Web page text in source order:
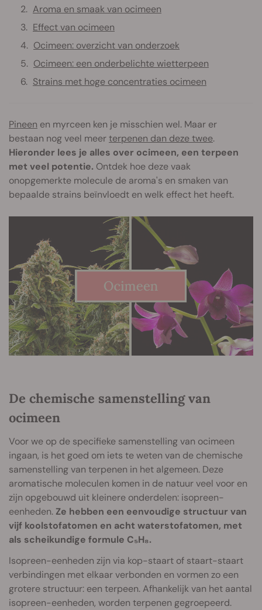
Aroma en smaak van ocimeen
Effect van ocimeen
Ocimeen: overzicht van onderzoek
Ocimeen: een onderbelichte wietterpeen
Strains met hoge concentraties ocimeen
Pineen en myrceen ken je misschien wel. Maar er
bestaan nog veel meerterpenen dan deze twee.
Hieronder lees je alles over ocimeen, een terpeen
met veel potentie. Ontdek hoe deze vaak
onopgemerkte molecule de aroma's en smaken van
bepaalde strains beïnvloedt en welk effect het heeft.
De chemische samenstelling van
ocimeen
Voor we op de specifieke samenstelling van ocimeen
ingaan, is het goed om iets te weten van de chemische
samenstelling van terpenen in het algemeen. Deze
aromatische moleculen komen in de natuur veel voor en
zijn opgebouwd uit kleinere onderdelen: isopreen-
eenheden. Ze hebben een eenvoudige structuur van
vijf koolstofatomen en acht waterstofatomen, met
als scheikundige formule C₅H₈.
Isopreen-eenheden zijn via kop-staart of staart-staart
verbindingen met elkaar verbonden en vormen zo een
grotere structuur: een terpeen. Afhankelijk van het aantal
isopreen-eenheden, worden terpenen gegroepeerd.